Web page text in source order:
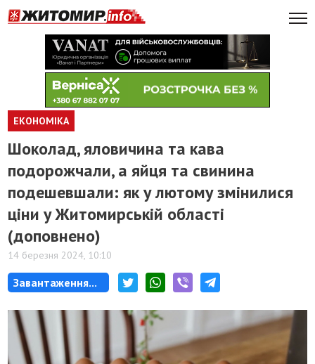
ЕКОНОМІКА
Шоколад, яловичина та кава
подорожчали, а яйця та свинина
подешевшали: як у лютому змінилися
ціни у Житомирській області
(доповнено)
14 березня 2024, 10:10
Завантаження...